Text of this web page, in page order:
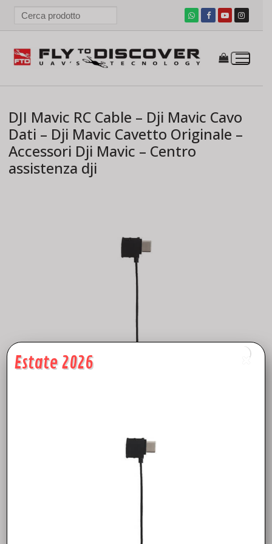
contenuto
DJI Mavic RC Cable – Dji Mavic Cavo
Dati – Dji Mavic Cavetto Originale –
Accessori Dji Mavic – Centro
assistenza dji
DJI Mavic RC Cable – Dji Mavic Cavo Dati – Dji Mavic Cavetto
Originale – Accessori Dji Mavic – Centro assistenza dji
Estate 2026